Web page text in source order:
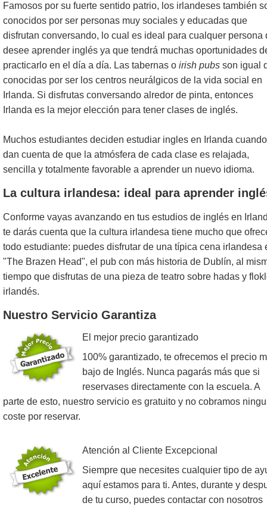
Famosos por su fuerte sentido patrio, los irlandeses también
conocidos por ser personas muy sociales y educadas que
disfrutan conversando, lo cual es ideal para cualquer persona
desee aprender inglés ya que tendrá muchas oportunidades
practicarlo en el día a día. Las tabernas o irish pubs son igual
conocidas por ser los centros neurálgicos de la vida social en
Irlanda. Si disfrutas conversando alredor de pinta, entonces
Irlanda es la mejor elección para tener clases de inglés.
Muchos estudiantes deciden estudiar ingles en Irlanda
dan cuenta de que la atmósfera de cada clase es relajada,
sencilla y totalmente favorable a aprender un nuevo idioma.
La cultura irlandesa: ideal para aprender
Conforme vayas avanzando en tus estudios de inglés en
te darás cuenta que la cultura irlandesa tiene mucho que
todo estudiante: puedes disfrutar de una típica cena irlandesa
"The Brazen Head", el pub con más historia de Dublín, al
tiempo que disfrutas de una pieza de teatro sobre hadas y
irlandés.
Nuestro Servicio Garantiza
El mejor precio garantizado
100% garantizado, te ofrecemos el precio
bajo de Inglés. Nunca pagarás más que si
reservases directamente con la escuela. A
parte de esto, nuestro servicio es gratuito y no cobramos
coste por reservar.
Atención al Cliente Excepcional
Siempre que necesites cualquier tipo de
aquí estamos para ti. Antes, durante y
de tu curso, puedes contactar con nosotros